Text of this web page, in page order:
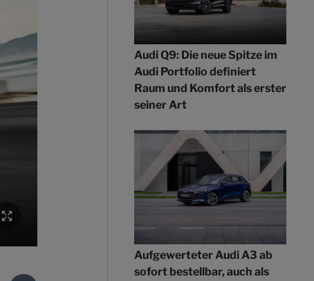
Audi Q9: Die neue Spitze im
Audi Portfolio definiert
Raum und Komfort als erster
seiner Art
Aufgewerteter Audi A3 ab
sofort bestellbar, auch als